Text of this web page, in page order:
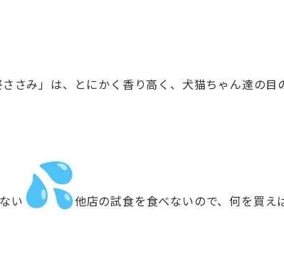
さみ」は、とにかく香り高く、 犬猫ちゃん達の目
い 他店の試食を食べないので、 何を買え